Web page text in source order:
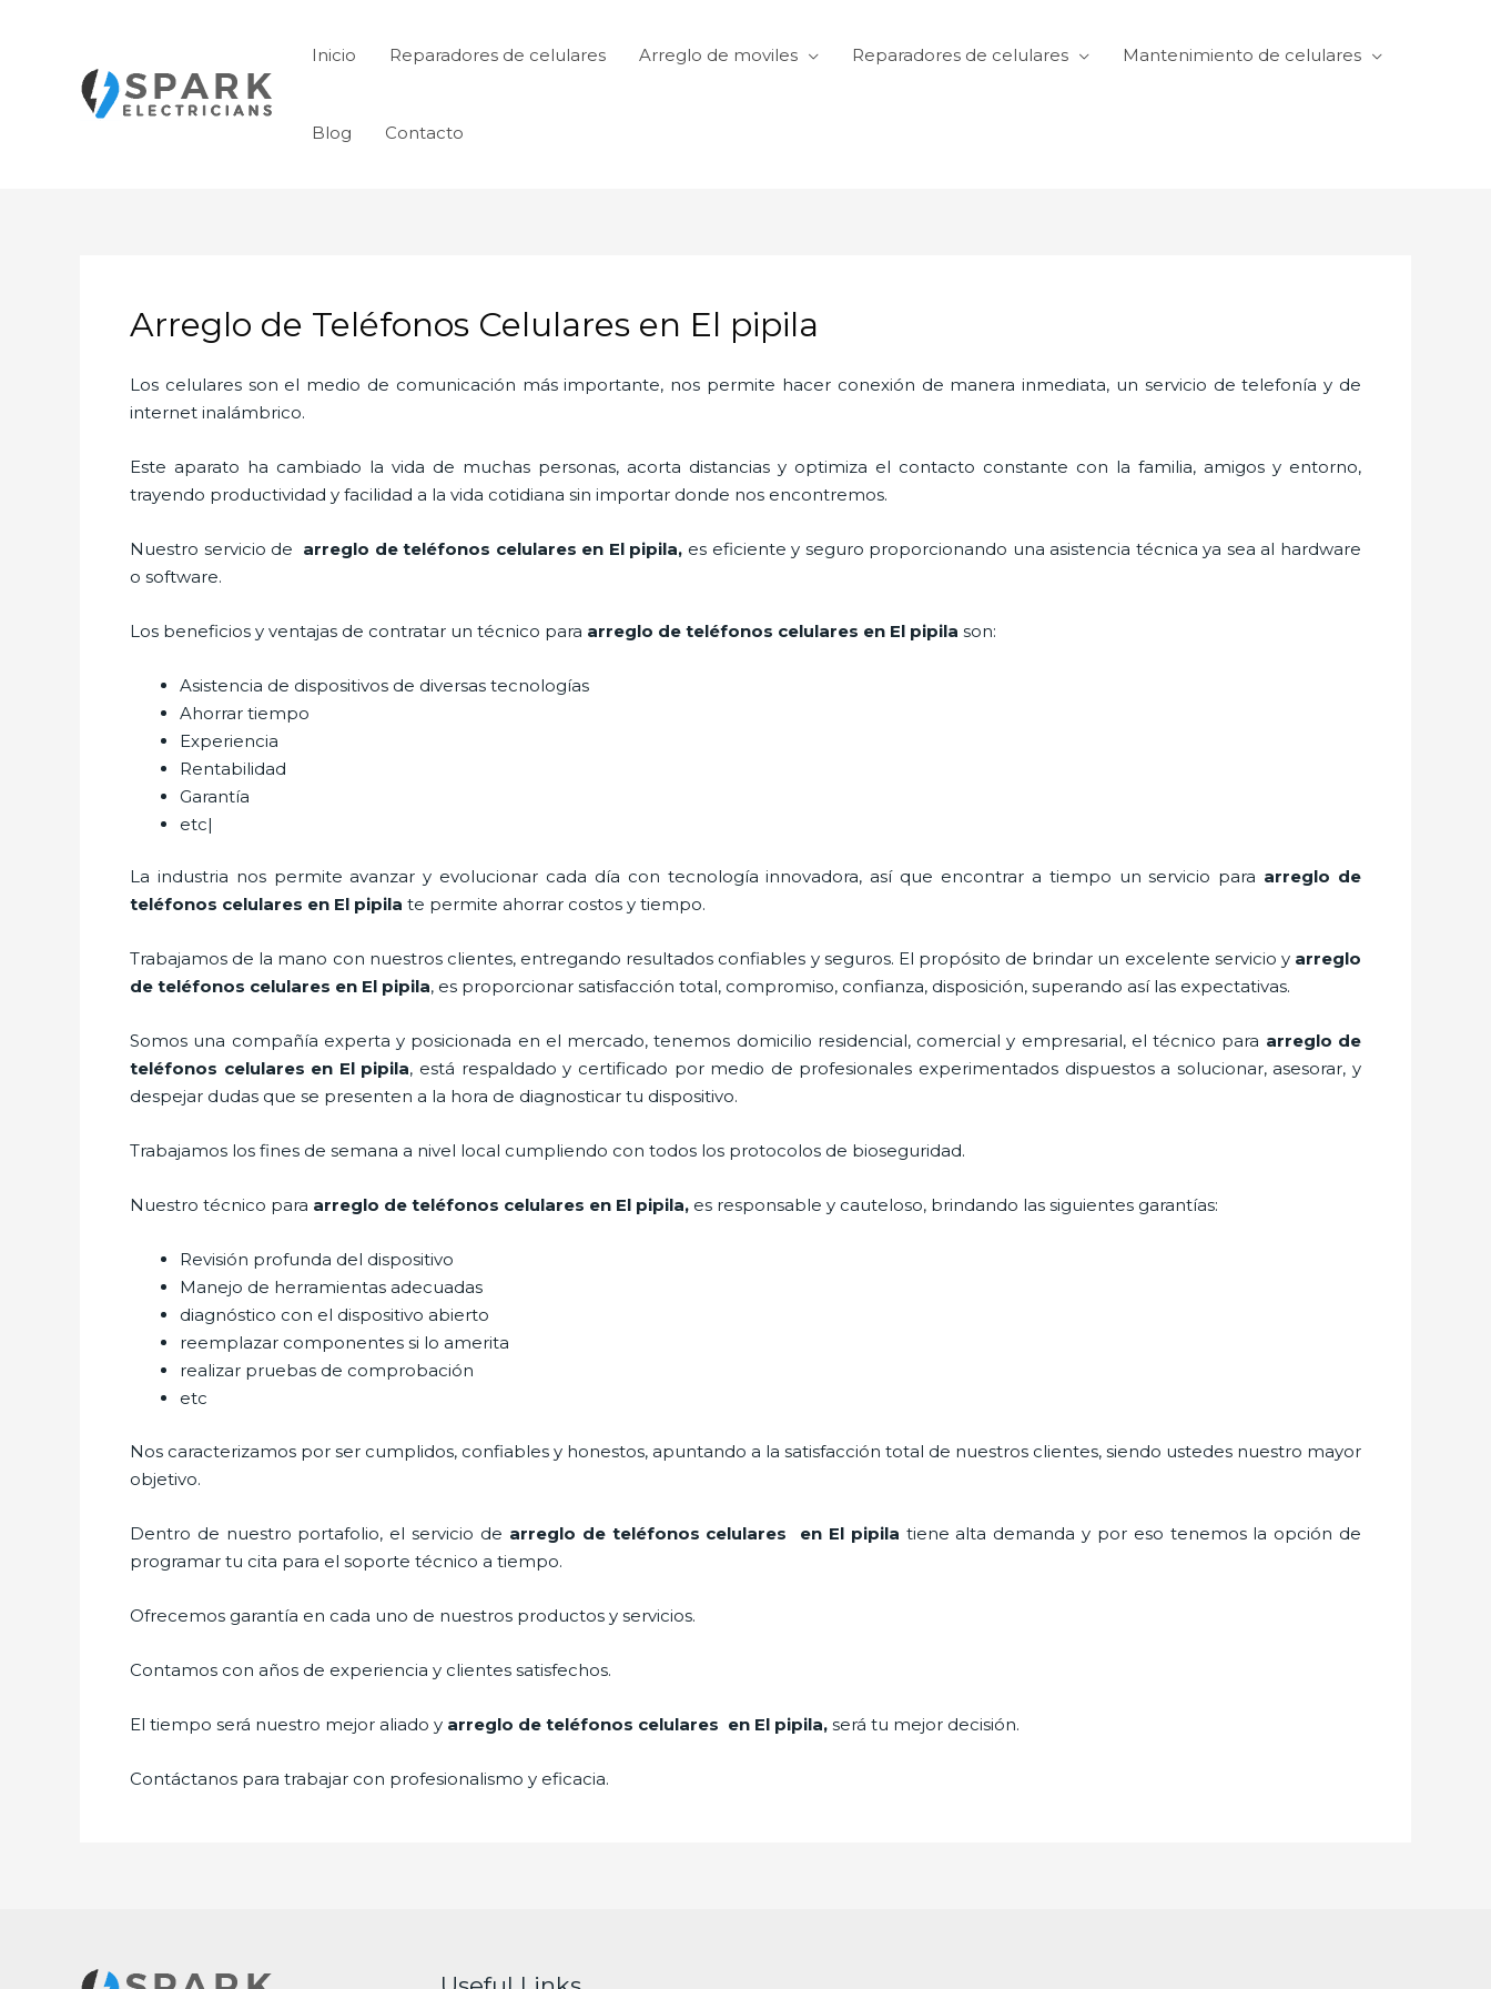
Inicio Reparadores de celulares Arreglo de moviles Reparadores de celulares Mantenimiento de celulares
Blog Contacto
Arreglo de Teléfonos Celulares en El pipila
Los celulares son el medio de comunicación más importante, nos permite hacer conexión de manera inmediata, un servicio de telefonía y de
internet inalámbrico.
Este aparato ha cambiado la vida de muchas personas, acorta distancias y optimiza el contacto constante con la familia, amigos y entorno,
trayendo productividad y facilidad a la vida cotidiana sin importar donde nos encontremos.
Nuestro servicio de arreglo de teléfonos celulares en El pipila, es eficiente y seguro proporcionando una asistencia técnica ya sea al hardware
o software.
Los beneficios y ventajas de contratar un técnico para arreglo de teléfonos celulares en El pipila son:
Asistencia de dispositivos de diversas tecnologías
Ahorrar tiempo
Experiencia
Rentabilidad
Garantía
etc|
La industria nos permite avanzar y evolucionar cada día con tecnología innovadora, así que encontrar a tiempo un servicio para arreglo de
teléfonos celulares en El pipila te permite ahorrar costos y tiempo.
Trabajamos de la mano con nuestros clientes, entregando resultados confiables y seguros. El propósito de brindar un excelente servicio y arreglo
de teléfonos celulares en El pipila, es proporcionar satisfacción total, compromiso, confianza, disposición, superando así las expectativas.
Somos una compañía experta y posicionada en el mercado, tenemos domicilio residencial, comercial y empresarial, el técnico para arreglo de
teléfonos celulares en El pipila, está respaldado y certificado por medio de profesionales experimentados dispuestos a solucionar, asesorar, y
despejar dudas que se presenten a la hora de diagnosticar tu dispositivo.
Trabajamos los fines de semana a nivel local cumpliendo con todos los protocolos de bioseguridad.
Nuestro técnico para arreglo de teléfonos celulares en El pipila, es responsable y cauteloso, brindando las siguientes garantías:
Revisión profunda del dispositivo
Manejo de herramientas adecuadas
diagnóstico con el dispositivo abierto
reemplazar componentes si lo amerita
realizar pruebas de comprobación
etc
Nos caracterizamos por ser cumplidos, confiables y honestos, apuntando a la satisfacción total de nuestros clientes, siendo ustedes nuestro mayor
objetivo.
Dentro de nuestro portafolio, el servicio de arreglo de teléfonos celulares en El pipila tiene alta demanda y por eso tenemos la opción de
programar tu cita para el soporte técnico a tiempo.
Ofrecemos garantía en cada uno de nuestros productos y servicios.
Contamos con años de experiencia y clientes satisfechos.
El tiempo será nuestro mejor aliado y arreglo de teléfonos celulares en El pipila, será tu mejor decisión.
Contáctanos para trabajar con profesionalismo y eficacia.